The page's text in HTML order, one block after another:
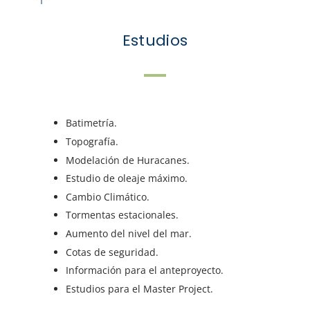
Estudios
Batimetría.
Topografía.
Modelación de Huracanes.
Estudio de oleaje máximo.
Cambio Climático.
Tormentas estacionales.
Aumento del nivel del mar.
Cotas de seguridad.
Información para el anteproyecto.
Estudios para el Master Project.